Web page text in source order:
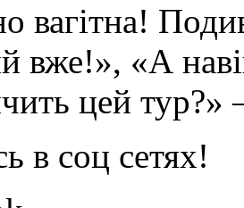
вагітна!
вже!», «А
цей
в соц сетях!